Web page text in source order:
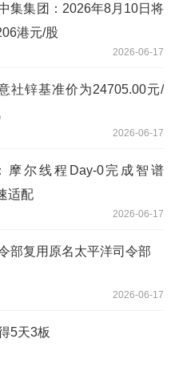
集集团：2026年8月10日将
港元/股
2026-06-17
社锌基准价为24705.00元/
2026-06-17
摩尔线程Day-0完成智谱
适配
2026-06-17
部复用原名太平洋司令部
2026-06-17
5天3板